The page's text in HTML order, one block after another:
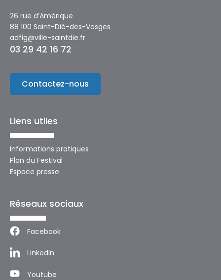
26 rue d’Amérique
88 100 Saint-Dié-des-Vosges
adfig@ville-saintdie.fr
03 29 42 16 72
Contactez-nous
Liens utiles
Informations pratiques
Plan du Festival
Espace presse
Réseaux sociaux
Facebook
LinkedIn
Youtube